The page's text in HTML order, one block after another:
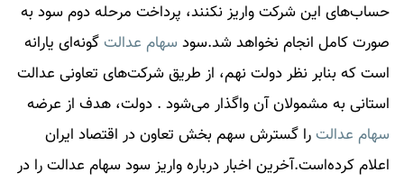
حساب‌های این شرکت واریز نکنند، پرداخت مرحله دوم سود به
صورت کامل انجام نخواهد شد.سود سهام عدالت گونه‌ای یارانه
است که بنابر نظر دولت نهم، از طریق شرکت‌های تعاونی عدالت
استانی به مشمولان آن واگذار می‌شود . دولت، هدف از عرضه
سهام عدالت را گسترش سهم بخش تعاون در اقتصاد ایران
اعلام کرده‌است.آخرین اخبار درباره واریز سودسهام عدالترا در